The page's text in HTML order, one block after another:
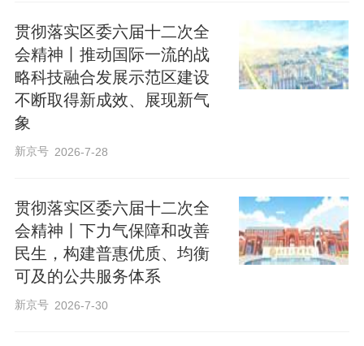
贯彻落实区委六届十二次全
会精神丨推动国际一流的战
略科技融合发展示范区建设
不断取得新成效、展现新气
象
新京号 2026-7-28
贯彻落实区委六届十二次全
会精神丨下力气保障和改善
民生，构建普惠优质、均衡
可及的公共服务体系
新京号 2026-7-30